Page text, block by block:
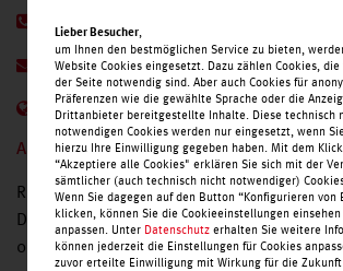
Telefon 0351/6417757
E-Mail
Internetseite
ANBIETERINFORMATIONEN
Redaktions- und Verlagsgesellschaft Freital/
Dresdner Str. 72
01705 Freital
Lieber Besucher,
um Ihnen den bestmöglichen Service zu bieten,
Website Cookies eingesetzt. Dazu zählen Cookies,
der Seite notwendig sind. Aber auch Cookies für
Präferenzen wie die gewählte Sprache oder die
Drittanbieter bereitgestellte Inhalte. Diese technisch
notwendigen Cookies werden nur eingesetzt, wenn
hierzu Ihre Einwilligung gegeben haben. Mit dem
“Akzeptiere alle Cookies" erklären Sie sich mit der
sämtlicher (auch technisch nicht notwendiger)
Wenn Sie dagegen auf den Button “Konfigurieren von
klicken, können Sie die Cookieeinstellungen
anpassen. Unter Datenschutz erhalten Sie weitere
können jederzeit die Einstellungen für Cookies
zuvor erteilte Einwilligung mit Wirkung für die